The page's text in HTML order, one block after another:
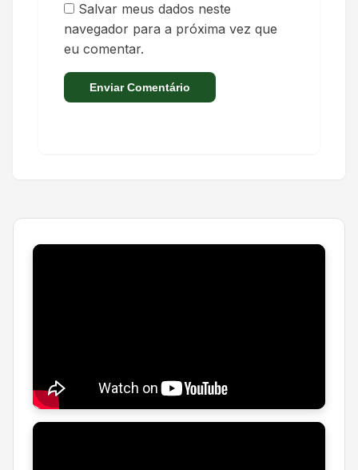
Salvar meus dados neste
navegador para a próxima vez que
eu comentar.